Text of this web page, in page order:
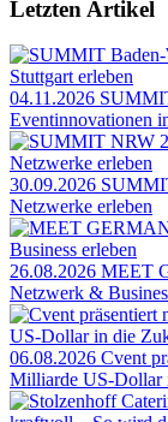
Letzten Artikel
04.11.2026
Eventinnovationen
30.09.2026
Netzwerke erleben
26.08.2026 MEET
Netzwerk &
06.08.2026 Cvent
Milliarde US-Dollar